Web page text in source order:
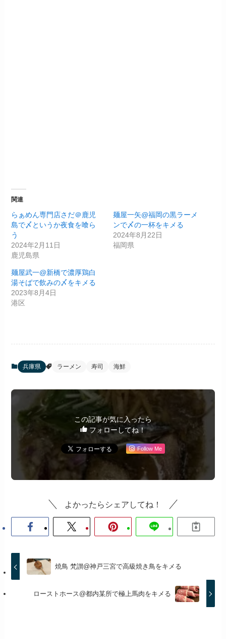
関連
らぁめん専門店さだ＠鹿児
島で〆というか夜食を喰ら
う
2024年2月11日
鹿児島県
麺屋一矢@福岡の黒ラーメ
ンで〆の一杯をキメる
2024年8月22日
福岡県
麺屋武一@新橋で濃厚鶏白
湯そばで飲みの〆をキメる
2023年8月4日
港区
兵庫県 ラーメン 寿司 海鮮
この記事が気に入ったら
フォローしてね！
Follow Me
よかったらシェアしてね！
焼鳥 梵讃@神戸三宮で高級焼き鳥をキメる
ローストホース@都内某所で極上馬肉をキメる